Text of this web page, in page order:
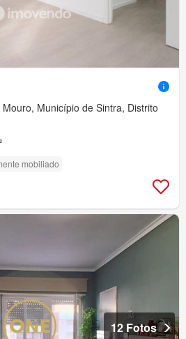
Município de Sintra, Distrito
mobiliado
12 Fotos